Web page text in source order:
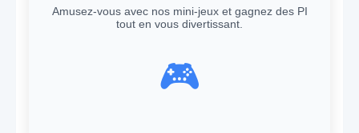
Amusez-vous avec nos mini-jeux et gagnez des PI
tout en vous divertissant.
🎮